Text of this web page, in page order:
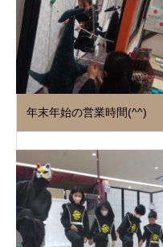
年末年始の営業時間(^^)